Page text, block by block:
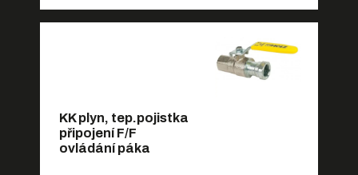
KK plyn, tep.pojistka
připojení F/F
ovládání páka